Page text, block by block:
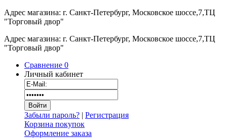
Адрес магазина: г. Санкт-Петербург, Московское шоссе,7,ТЦ
"Торговый двор"
Адрес магазина: г. Санкт-Петербург, Московское шоссе,7,ТЦ
"Торговый двор"
Сравнение 0
Личный кабинет
Забыли пароль? | Регистрация
Корзина покупок
Оформление заказа